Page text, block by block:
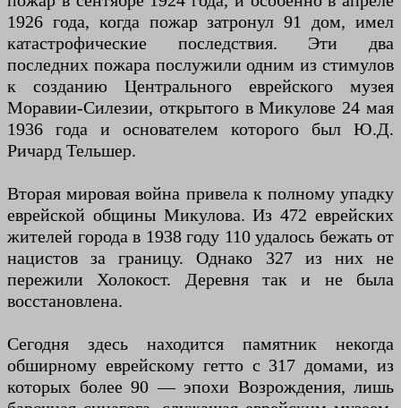
1926 года, когда пожар затронул 91 дом, имел
катастрофические последствия. Эти два
последних пожара послужили одним из стимулов
к созданию Центрального еврейского музея
Моравии-Силезии, открытого в Микулове 24 мая
1936 года и основателем которого был Ю.Д.
Ричард Тельшер.
Вторая мировая война привела к полному упадку
еврейской общины Микулова. Из 472 еврейских
жителей города в 1938 году 110 удалось бежать от
нацистов за границу. Однако 327 из них не
пережили Холокост. Деревня так и не была
восстановлена.
Сегодня здесь находится памятник некогда
обширному еврейскому гетто с 317 домами, из
которых более 90 — эпохи Возрождения, лишь